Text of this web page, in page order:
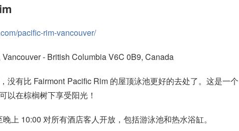
pacific-rim-vancouver/
- British Columbia V6C 0B9, Canada
没有比 Fairmont Pacific Rim 的屋顶泳池更好的去处了。这是一个
以在棕榈树下享受阳光！
上 10:00 对所有酒店客人开放，包括游泳池和热水浴缸。